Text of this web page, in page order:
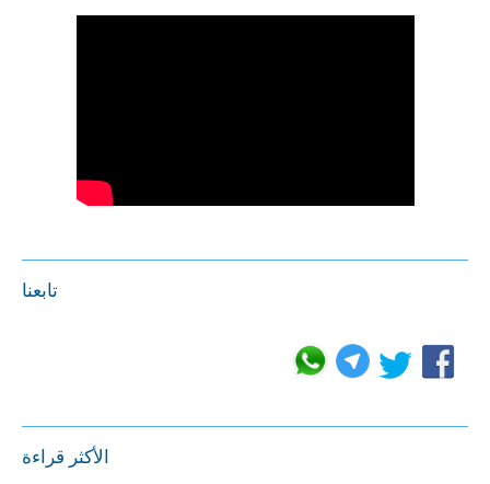
تابعنا
الأكثر قراءة